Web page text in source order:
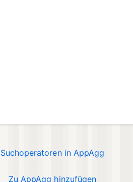
Suchoperatoren in AppAgg
Zu AppAgg hinzufügen